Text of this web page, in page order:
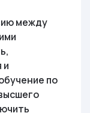
между
и
по